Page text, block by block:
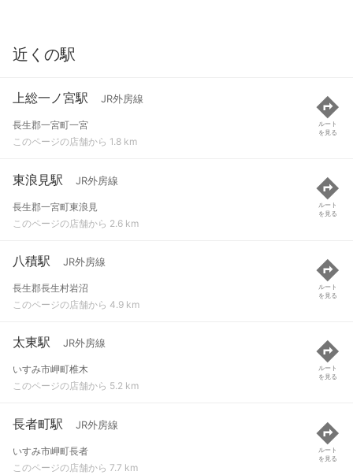
近くの駅
上総一ノ宮駅 JR外房線
長生郡一宮町一宮
このページの店舗から 1.8 km
ルート
を見る
東浪見駅 JR外房線
長生郡一宮町東浪見
このページの店舗から 2.6 km
ルート
を見る
八積駅 JR外房線
長生郡長生村岩沼
このページの店舗から 4.9 km
ルート
を見る
太東駅 JR外房線
いすみ市岬町椎木
このページの店舗から 5.2 km
ルート
を見る
長者町駅 JR外房線
いすみ市岬町長者
このページの店舗から 7.7 km
ルート
を見る